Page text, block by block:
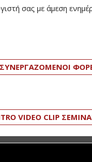
σας με άμεση
ΣΥΝΕΡΓΑΖΟΜΕΝΟΙ
VIDEO CLIP